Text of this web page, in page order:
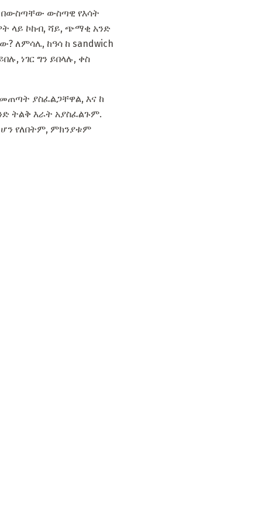
በውስጣቸው ውስጣዊ የእሳት
ላይ ኮከብ, ሻይ, ጭማቂ አንድ
ለምሳሌ, ከዓሳ ከ sandwich
ነገር ግን ይበላሉ, ቀስ
ያስፈልጋቸዋል, እና ከ
ትልቅ እራት አያስፈልጉም.
የለበትም, ምክንያቱም